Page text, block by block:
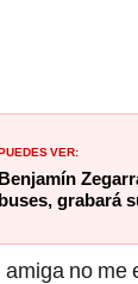
VER:
Benjamín
buses, grabará
amiga no